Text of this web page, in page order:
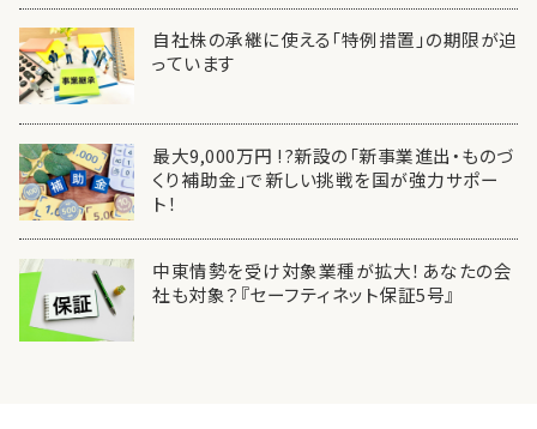
自社株の承継に使える「特例措置」の期限が迫
っています
最大9,000万円 !?新設の「新事業進出・ものづ
くり補助金」で新しい挑戦を国が強力サポー
ト！
中東情勢を受け対象業種が拡大！あなたの会
社も対象？『セーフティネット保証5号』